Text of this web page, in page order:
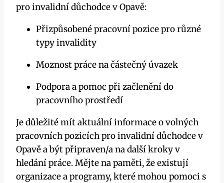
pro invalidní důchodce v Opavě:
Přizpůsobené pracovní pozice pro různé
typy invalidity
Moznost práce na částečný úvazek
Podpora a pomoc při začlenění do
pracovního prostředí
Je důležité mít aktuální informace o volných
pracovních pozicích pro invalidní důchodce v
Opavě a být připraven/a na další kroky v
hledání práce. Mějte na paměti, že existují
organizace a programy, které mohou pomoci s